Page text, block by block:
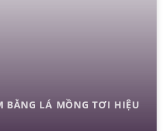
BẰNG LÁ MỒNG TƠI HIỆU